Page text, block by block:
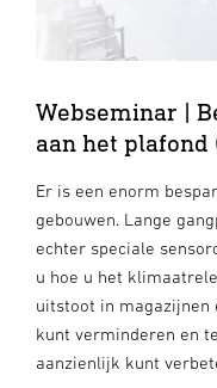
Webseminar |
aan het plafond
Er is een enorm
gebouwen. Lange
echter speciale
u hoe u het
uitstoot in magazijnen
kunt verminderen en
aanzienlijk kunt